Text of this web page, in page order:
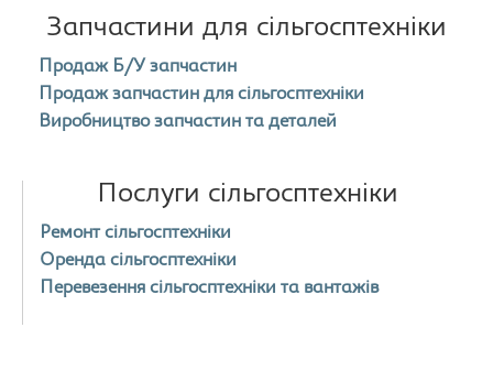
Запчастини для сільгосптехніки
Продаж Б/У запчастин
Продаж запчастин для сільгосптехніки
Виробництво запчастин та деталей
Послуги сільгосптехніки
Ремонт сільгосптехніки
Оренда сільгосптехніки
Перевезення сільгосптехніки та вантажів